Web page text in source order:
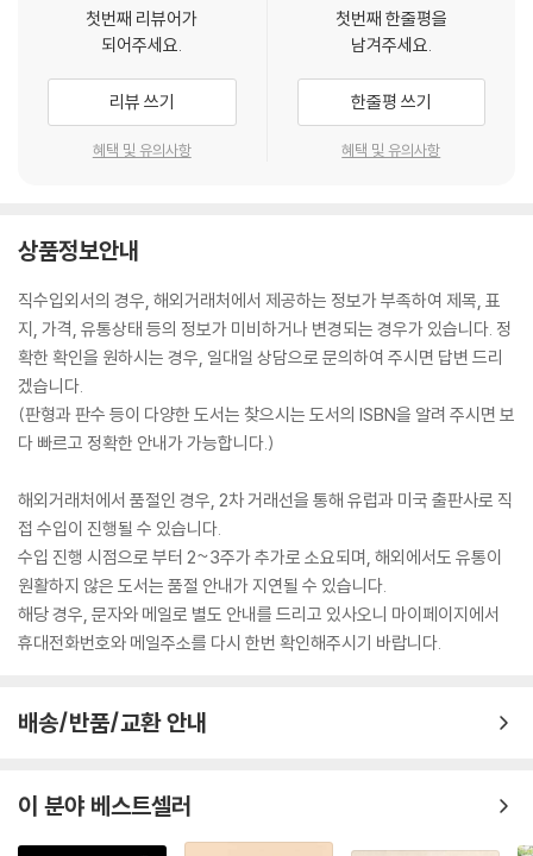
첫번째 리뷰어가
되어주세요.
리뷰 쓰기
혜택 및 유의사항
첫번째 한줄평을
남겨주세요.
한줄평 쓰기
혜택 및 유의사항
상품정보안내
직수입외서의 경우, 해외거래처에서 제공하는 정보가 부족하여 제목, 표
지, 가격, 유통상태 등의 정보가 미비하거나 변경되는 경우가 있습니다. 정
확한 확인을 원하시는 경우, 일대일 상담으로 문의하여 주시면 답변 드리
겠습니다.
(판형과 판수 등이 다양한 도서는 찾으시는 도서의 ISBN을 알려 주시면 보
다 빠르고 정확한 안내가 가능합니다.)
해외거래처에서 품절인 경우, 2차 거래선을 통해 유럽과 미국 출판사로 직
접 수입이 진행될 수 있습니다.
수입 진행 시점으로 부터 2~3주가 추가로 소요되며, 해외에서도 유통이
원활하지 않은 도서는 품절 안내가 지연될 수 있습니다.
해당 경우, 문자와 메일로 별도 안내를 드리고 있사오니 마이페이지에서
휴대전화번호와 메일주소를 다시 한번 확인해주시기 바랍니다.
배송/반품/교환 안내
이 분야 베스트셀러